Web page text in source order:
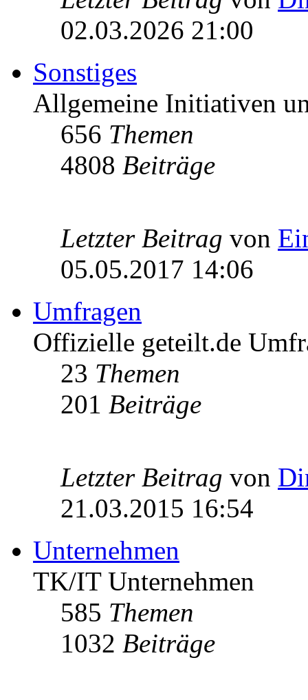
02.03.2026 21:00
Sonstiges
Allgemeine Initiativen
656 Themen
4808 Beiträge
Letzter Beitrag von
05.05.2017 14:06
Umfragen
Offizielle geteilt.de
23 Themen
201 Beiträge
Letzter Beitrag von
21.03.2015 16:54
Unternehmen
TK/IT Unternehmen
585 Themen
1032 Beiträge